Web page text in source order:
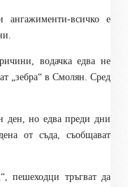
ангажименти-всичко е
водачка едва не
„зебра“ в Смолян. Сред
ден, но едва преди дни
от съда, съобщават
пешеходци тръгват да